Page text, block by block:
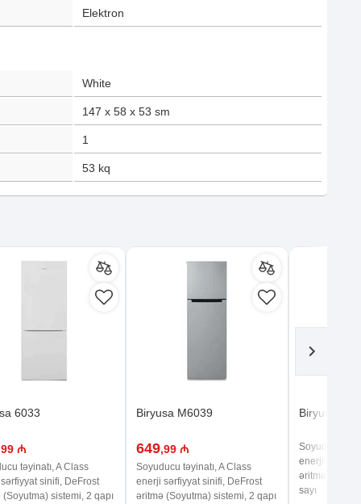
Elektron
White
147 x 58 x 53 sm
1
53 kq
6033
₼
təyinatı, A Class
sinifi, DeFrost
(Soyutma) sistemi, 2 qapı
Biryusa M6039
649,99 ₼
Soyuducu təyinatı, A Class
enerji sərfiyyat sinifi, DeFrost
əritmə (Soyutma) sistemi, 2 qapı
Biryusa
Soyuducu
enerji
əritmə
sayı